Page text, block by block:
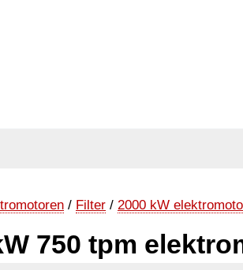
/ Filter / 2000 kW
750 tpm